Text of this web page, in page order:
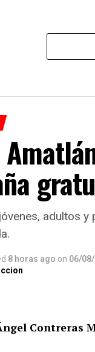
adultos
8 horas ago on 06/
Contreras